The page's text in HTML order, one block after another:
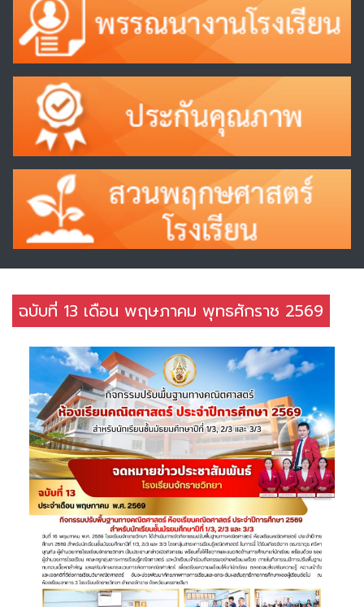
ฉบับที่ 13 เดือน พฤษภาคม พุทธศักราช 2569